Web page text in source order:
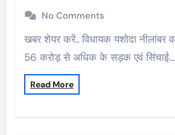
No Comments
खबर शेयर करें.. विधायक यशोदा नीलांबर वर्मा के प्रयासों से
56 करोड़ से अधिक के सड़क एवं सिंचाई…
Read More